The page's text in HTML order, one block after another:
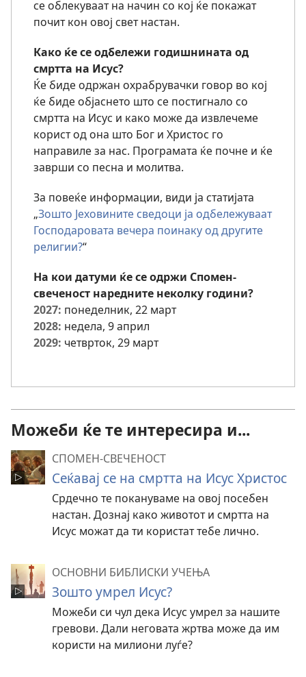
се облекуваат на начин со кој ќе покажат
почит кон овој свет настан.
Како ќе се одбележи годишнината од
смртта на Исус?
Ќе биде одржан охрабрувачки говор во кој
ќе биде објаснето што се постигнало со
смртта на Исус и како може да извлечеме
корист од она што Бог и Христос го
направиле за нас. Програмата ќе почне и ќе
заврши со песна и молитва.
За повеќе информации, види ја статијата
„Зошто Јеховините сведоци ја одбележуваат
Господаровата вечера поинаку од другите
религии?“
На кои датуми ќе се одржи Спомен-
свеченост наредните неколку години?
2027: понеделник, 22 март
2028: недела, 9 април
2029: четврток, 29 март
Можеби ќе те интересира и...
СПОМЕН-СВЕЧЕНОСТ
Сеќавај се на смртта на Исус Христос
Срдечно те покануваме на овој посебен
настан. Дознај како животот и смртта на
Исус можат да ти користат тебе лично.
ОСНОВНИ БИБЛИСКИ УЧЕЊА
Зошто умрел Исус?
Можеби си чул дека Исус умрел за нашите
гревови. Дали неговата жртва може да им
користи на милиони луѓе?